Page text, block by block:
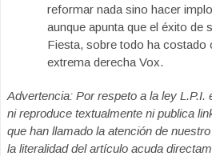
reformar nada sino hacer
aunque apunta que el éxito de
Fiesta, sobre todo ha costado
extrema derecha Vox.
Advertencia: Por respeto a la ley L.P.I.
ni reproduce textualmente ni publica
que han llamado la atención de
la literalidad del artículo acuda